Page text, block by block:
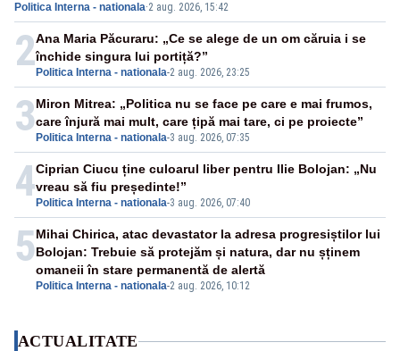
Realitatea PLUS
Politica Interna - nationala·2 aug. 2026, 15:42
2 Politica Interna - nationala-2 aug. 2026, 23:25
Ana Maria Păcuraru: „Ce se alege de un om căruia i se
închide singura lui portiță?”
3 Politica Interna - nationala-3 aug. 2026, 07:35
Miron Mitrea: „Politica nu se face pe care e mai frumos,
care înjură mai mult, care țipă mai tare, ci pe proiecte”
4 Politica Interna - nationala-3 aug. 2026, 07:40
Ciprian Ciucu ține culoarul liber pentru Ilie Bolojan: „Nu
vreau să fiu președinte!”
5
Politica Interna - nationala-2 aug. 2026, 10:12
Mihai Chirica, atac devastator la adresa progresiștilor lui
Bolojan: Trebuie să protejăm și natura, dar nu șținem
omaneii în stare permanentă de alertă
ACTUALITATE